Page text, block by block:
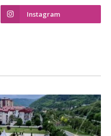
Instagram